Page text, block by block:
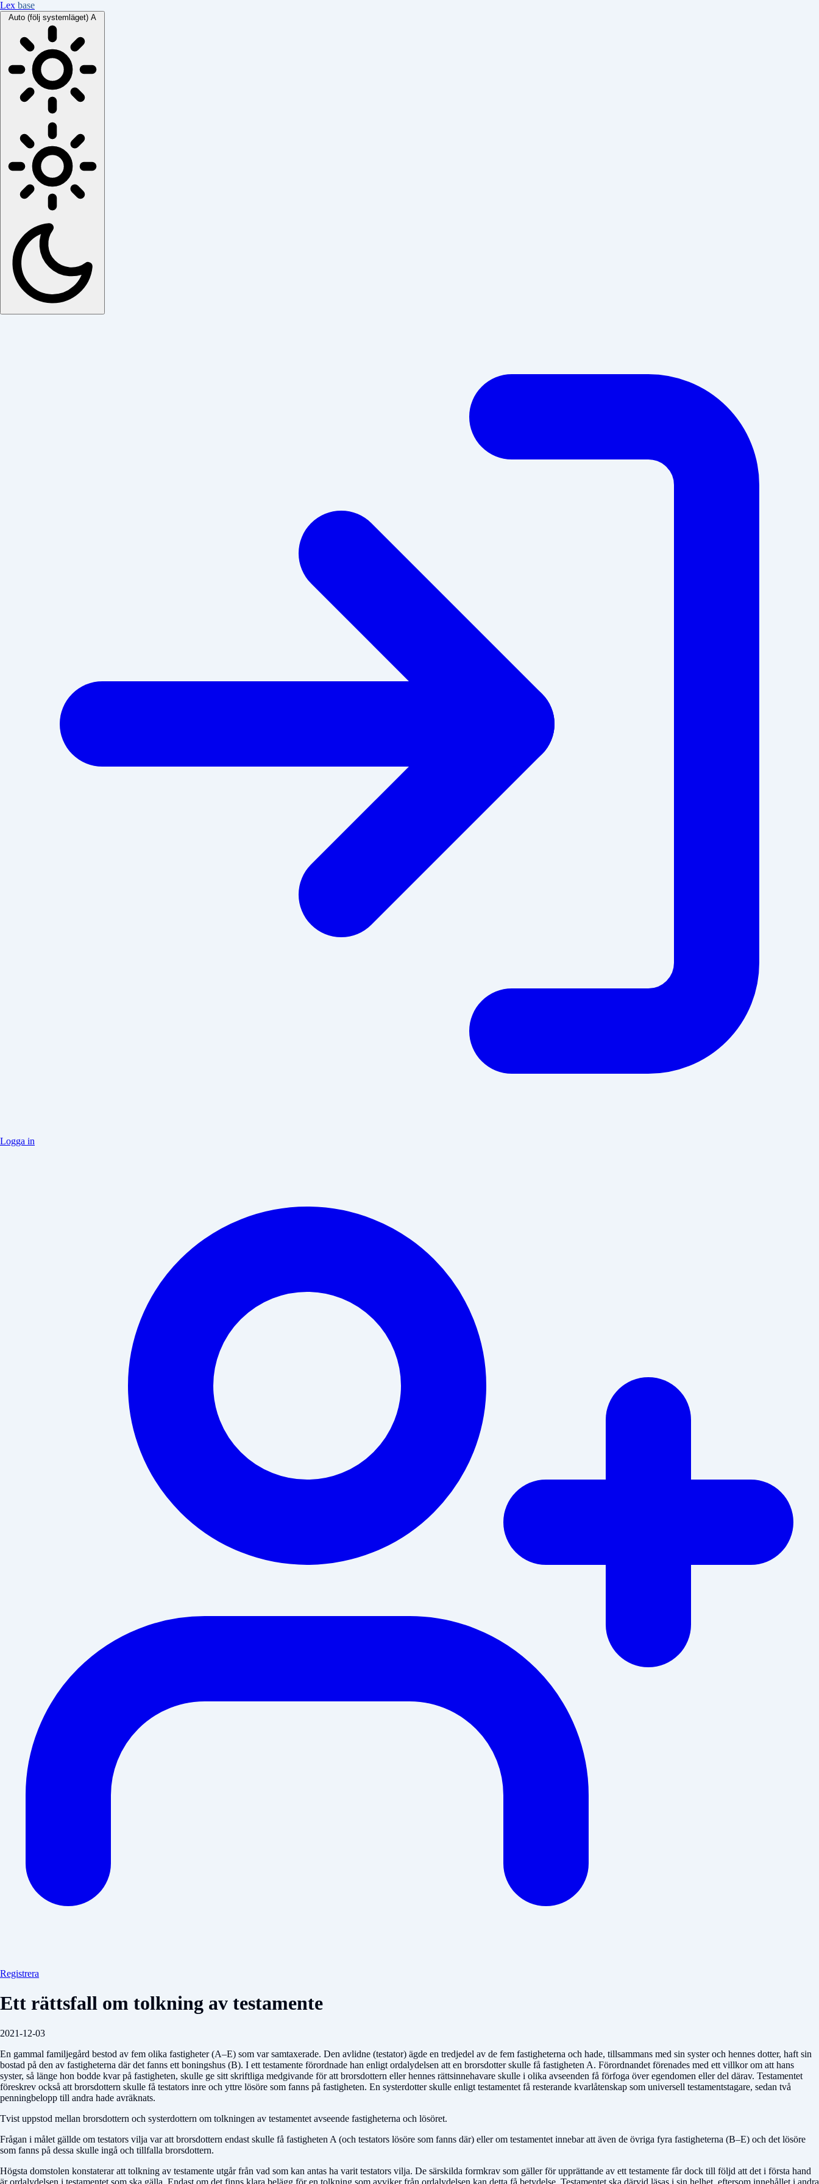
Lex base
Auto (följ systemläget) A
Logga in
Registrera
Ett rättsfall om tolkning av testamente
2021-12-03
En gammal familjegård bestod av fem olika fastigheter (A–E) som var samtaxerade. Den avlidne (testator) ägde en tredjedel av de fem fastigheterna och hade, tillsammans med sin syster och hennes dotter, haft sin
bostad på den av fastigheterna där det fanns ett boningshus (B). I ett testamente förordnade han enligt ordalydelsen att en brorsdotter skulle få fastigheten A. Förordnandet förenades med ett villkor om att hans
syster, så länge hon bodde kvar på fastigheten, skulle ge sitt skriftliga medgivande för att brorsdottern eller hennes rättsinnehavare skulle i olika avseenden få förfoga över egendomen eller del därav. Testamentet
föreskrev också att brorsdottern skulle få testators inre och yttre lösöre som fanns på fastigheten. En systerdotter skulle enligt testamentet få resterande kvarlåtenskap som universell testamentstagare, sedan två
penningbelopp till andra hade avräknats.
Tvist uppstod mellan brorsdottern och systerdottern om tolkningen av testamentet avseende fastigheterna och lösöret.
Frågan i målet gällde om testators vilja var att brorsdottern endast skulle få fastigheten A (och testators lösöre som fanns där) eller om testamentet innebar att även de övriga fyra fastigheterna (B–E) och det lösöre
som fanns på dessa skulle ingå och tillfalla brorsdottern.
Högsta domstolen konstaterar att tolkning av testamente utgår från vad som kan antas ha varit testators vilja. De särskilda formkrav som gäller för upprättande av ett testamente får dock till följd att det i första hand
är ordalydelsen i testamentet som ska gälla. Endast om det finns klara belägg för en tolkning som avviker från ordalydelsen kan detta få betydelse. Testamentet ska därvid läsas i sin helhet, eftersom innehållet i andra